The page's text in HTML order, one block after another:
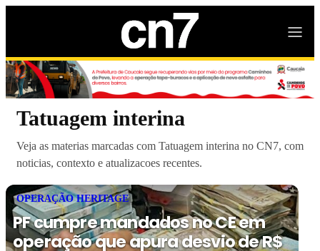
Tatuagem interina
Veja as materias marcadas com Tatuagem interina no CN7, com
noticias, contexto e atualizacoes recentes.
OPERAÇÃO HERITAGE
PF cumpre mandados no CE em
operação que apura desvio de R$